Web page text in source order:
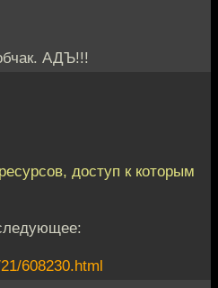
АДЪ!!!
доступ к которым
608230.html